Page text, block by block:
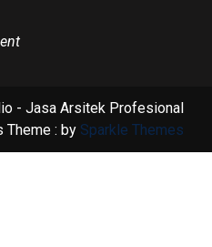
- Jasa Arsitek Profesional
: by Sparkle Themes